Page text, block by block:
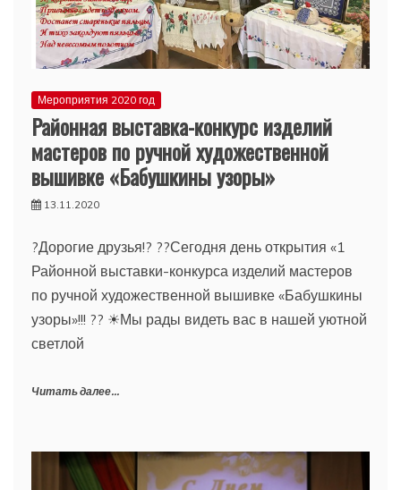
Мероприятия 2020 год
Районная выставка-конкурс изделий
мастеров по ручной художественной
вышивке «Бабушкины узоры»
13.11.2020
?Дорогие друзья!? ??Сегодня день открытия «1
Районной выставки-конкурса изделий мастеров
по ручной художественной вышивке «Бабушкины
узоры»!!! ?? ☀Мы рады видеть вас в нашей уютной
светлой
Читать далее...